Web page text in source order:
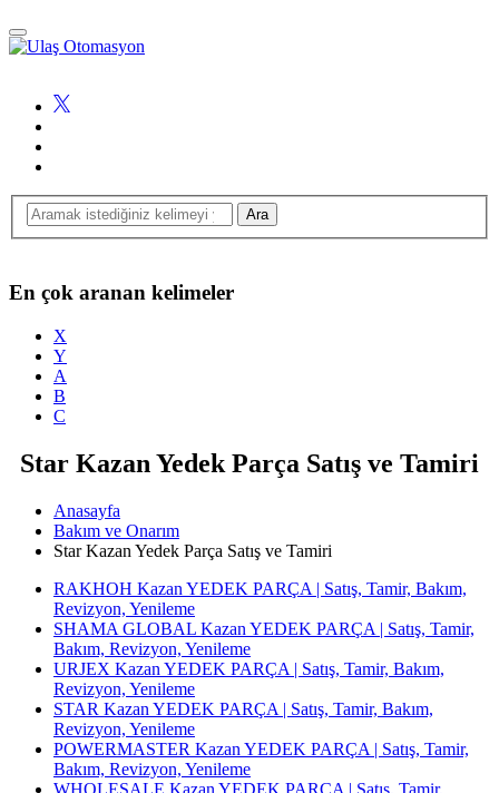
En çok aranan kelimeler
X
Y
A
B
C
Star Kazan Yedek Parça Satış ve Tamiri
Anasayfa
Bakım ve Onarım
Star Kazan Yedek Parça Satış ve Tamiri
RAKHOH Kazan YEDEK PARÇA | Satış, Tamir, Bakım,
Revizyon, Yenileme
SHAMA GLOBAL Kazan YEDEK PARÇA | Satış, Tamir,
Bakım, Revizyon, Yenileme
URJEX Kazan YEDEK PARÇA | Satış, Tamir, Bakım,
Revizyon, Yenileme
STAR Kazan YEDEK PARÇA | Satış, Tamir, Bakım,
Revizyon, Yenileme
POWERMASTER Kazan YEDEK PARÇA | Satış, Tamir,
Bakım, Revizyon, Yenileme
WHOLESALE Kazan YEDEK PARÇA | Satış, Tamir,